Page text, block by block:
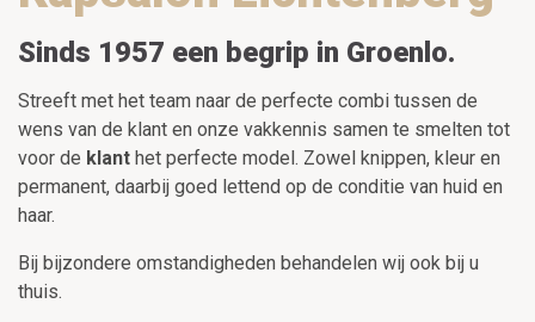
Sinds 1957 een begrip in Groenlo.
Streeft met het team naar de perfecte combi tussen de
wens van de klant en onze vakkennis samen te smelten tot
voor de klant het perfecte model. Zowel knippen, kleur en
permanent, daarbij goed lettend op de conditie van huid en
haar.
Bij bijzondere omstandigheden behandelen wij ook bij u
thuis.